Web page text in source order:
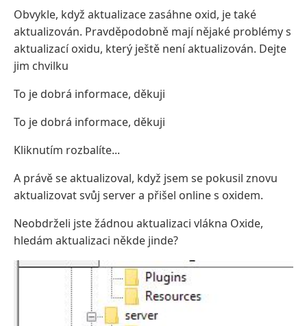
Obvykle, když aktualizace zasáhne oxid, je také
aktualizován. Pravděpodobně mají nějaké problémy s
aktualizací oxidu, který ještě není aktualizován. Dejte
jim chvilku
To je dobrá informace, děkuji
To je dobrá informace, děkuji
Kliknutím rozbalíte...
A právě se aktualizoval, když jsem se pokusil znovu
aktualizovat svůj server a přišel online s oxidem.
Neobdrželi jste žádnou aktualizaci vlákna Oxide,
hledám aktualizaci někde jinde?